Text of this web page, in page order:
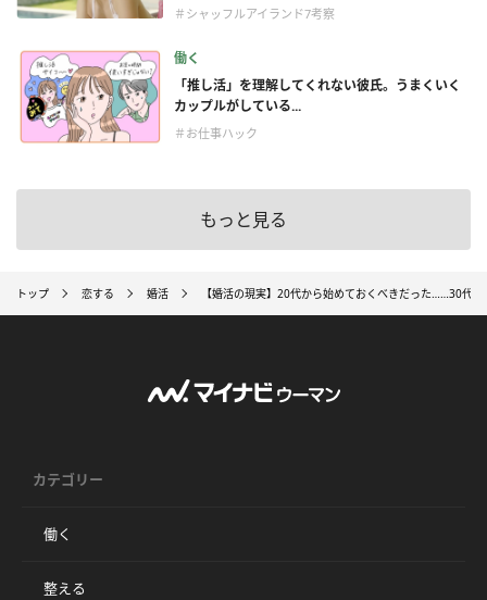
＃シャッフルアイランド7考察
働く
「推し活」を理解してくれない彼氏。うまくいく
カップルがしている...
＃お仕事ハック
もっと見る
トップ 恋する 婚活 【婚活の現実】20代から始めておくべきだった……30代女
カテゴリー
働く
整える